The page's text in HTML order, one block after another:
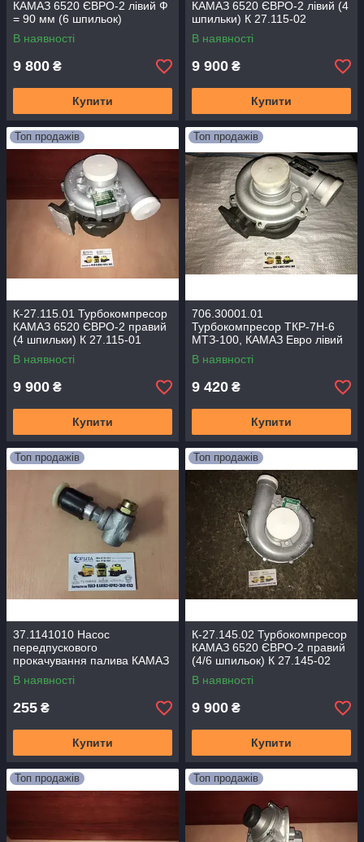
КАМАЗ 6520 ЄВРО-2 лівий Ф
= 90 мм (6 шпильок)
(Schwitzer)
S2B/7624TAE/0.76D9
В наявності
9 800 ₴
Купити
КАМАЗ 6520 ЄВРО-2 лівий (4
шпильки) К 27.115-02
В наявності
9 900 ₴
Купити
Топ продажів
К-27.115.01 Турбокомпресор
КАМАЗ 6520 ЄВРО-2 правий
(4 шпильки) К 27.115-01
В наявності
9 900 ₴
Купити
Топ продажів
706.30001.01
Турбокомпресор ТКР-7Н-6
МТЗ-100, КАМАЗ Евро лівий
(6 шпильок)
В наявності
9 420 ₴
Купити
Топ продажів
37.1141010 Насос
передпускового
прокачування палива КАМАЗ
ЄВРО на бак
В наявності
255 ₴
Купити
Топ продажів
К-27.145.02 Турбокомпресор
КАМАЗ 6520 ЄВРО-2 правий
(4/6 шпильок) К 27.145-02
В наявності
9 900 ₴
Купити
Топ продажів Топ продажів